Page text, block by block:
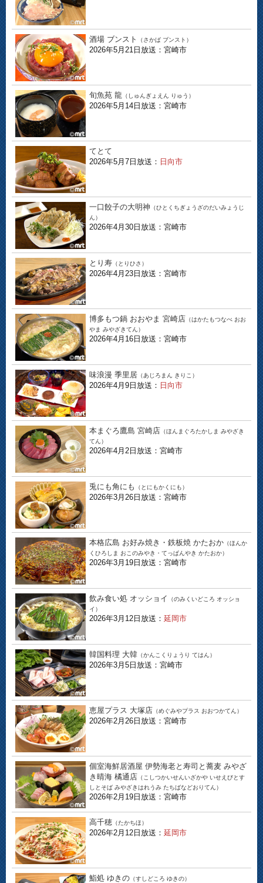
酒場 ブンスト （さかば ブンスト）
2026年5月21日放送：宮崎市
旬魚苑 龍 （しゅんぎょえん りゅう）
2026年5月14日放送：宮崎市
てとて
2026年5月7日放送： 日向市
一口餃子の大明神 （ひとくちぎょうざのだいみょうじ
ん）
2026年4月30日放送：宮崎市
とり寿 （とりひさ）
2026年4月23日放送：宮崎市
博多もつ鍋 おおやま 宮崎店 （はかたもつなべ おお
やま みやざきてん）
2026年4月16日放送：宮崎市
味浪漫 季里居 （あじろまん きりこ）
2026年4月9日放送： 日向市
本まぐろ鷹島 宮崎店 （ほんまぐろたかしま みやざき
てん）
2026年4月2日放送：宮崎市
兎にも角にも （とにもかくにも）
2026年3月26日放送：宮崎市
本格広島 お好み焼き・鉄板焼 かたおか （ほんか
くひろしま おこのみやき・てっぱんやき かたおか）
2026年3月19日放送：宮崎市
飲み食い処 オッショイ
（のみくいどころ オッショ
イ）
2026年3月12日放送： 延岡市
韓国料理 大韓 （かんこくりょうり てはん）
2026年3月5日放送：宮崎市
恵屋プラス 大塚店 （めぐみやプラス おおつかてん）
2026年2月26日放送：宮崎市
個室海鮮居酒屋 伊勢海老と寿司と蕎麦 みやざ
き晴海 橘通店 （こしつかいせんいざかや いせえびとす
しとそば みやざきはれうみ たちばなどおりてん）
2026年2月19日放送：宮崎市
高千穂 （たかちほ）
2026年2月12日放送： 延岡市
鮨処 ゆきの （すしどころ ゆきの）